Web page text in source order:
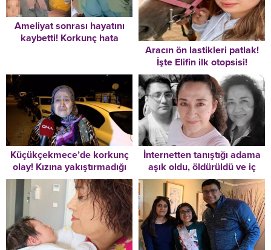
Ameliyat sonrası hayatını
kaybetti! Korkunç hata
Aracın ön lastikleri patlak!
İşte Elifin ilk otopsisi!
Küçükçekmece’de korkunç
olay! Kızına yakıştırmadığı
damadını öldürdü… İfadesi
ortaya çıktı
İnternetten tanıştığı adama
aşık oldu, öldürüldü ve iç
organları çalındı!